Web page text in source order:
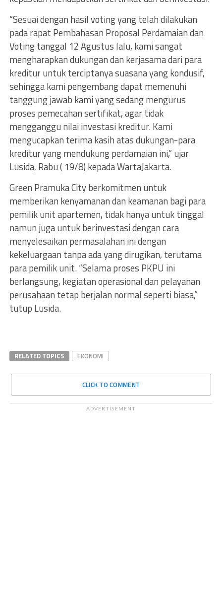
“Sesuai dengan hasil voting yang telah dilakukan
pada rapat Pembahasan Proposal Perdamaian dan
Voting tanggal 12 Agustus lalu, kami sangat
mengharapkan dukungan dan kerjasama dari para
kreditur untuk terciptanya suasana yang kondusif,
sehingga kami pengembang dapat memenuhi
tanggung jawab kami yang sedang mengurus
proses pemecahan sertifikat, agar tidak
mengganggu nilai investasi kreditur. Kami
mengucapkan terima kasih atas dukungan-para
kreditur yang mendukung perdamaian ini,” ujar
Lusida, Rabu ( 19/8) kepada WartaJakarta.
Green Pramuka City berkomitmen untuk
memberikan kenyamanan dan keamanan bagi para
pemilik unit apartemen, tidak hanya untuk tinggal
namun juga untuk berinvestasi dengan cara
menyelesaikan permasalahan ini dengan
kekeluargaan tanpa ada yang dirugikan, terutama
para pemilik unit. “Selama proses PKPU ini
berlangsung, kegiatan operasional dan pelayanan
perusahaan tetap berjalan normal seperti biasa,”
tutup Lusida.
RELATED TOPICS EKONOMI
CLICK TO COMMENT
ADVERTISEMENT